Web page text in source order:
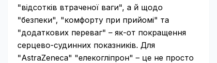
"відсотків втраченої ваги", а й щодо
"безпеки", "комфорту при прийомі" та
"додаткових переваг" – як-от покращення
серцево-судинних показників. Для
"AstraZeneca" "елекогліпрон" – це не просто